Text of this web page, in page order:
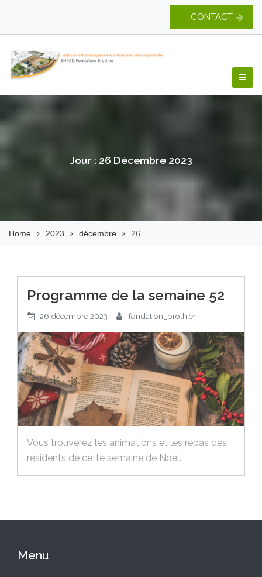
content
CONTACT
Jour : 26 Décembre 2023
Home 2023 décembre 26
Programme de la semaine 52
26 décembre 2023 fondation_brothier
Vous trouverez les animations et les repas des
résidents de cette semaine de Noël.
Menu